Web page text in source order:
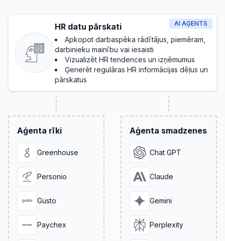
AI AĢENTS
HR datu pārskati
Apkopot darbaspēka rādītājus, piemēram,
darbinieku mainību vai iesaisti
Vizualizēt HR tendences un izņēmumus
Ģenerēt regulāras HR informācijas dēļus un
pārskatus
Aģenta rīki
Greenhouse
Personio
Gusto
Paychex
Aģenta smadzenes
Chat GPT
Claude
Gemini
Perplexity